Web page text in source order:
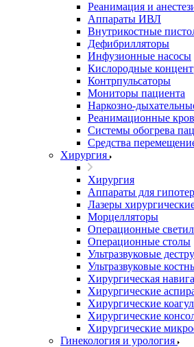
Реанимация и
Аппараты ИВЛ
Внутрикостные
Дефибрилляторы
Инфузионные насосы
Кислородные
Контрпульсаторы
Мониторы пациента
Наркозно-
Реанимационные
Системы обогрева
Средства
Хирургия
Хирургия
Аппараты для
Лазеры
Морцелляторы
Операционные
Операционные столы
Ультразвуковые
Ультразвуковые
Хирургическая
Хирургические
Хирургические
Хирургические
Хирургические
Гинекология и урология